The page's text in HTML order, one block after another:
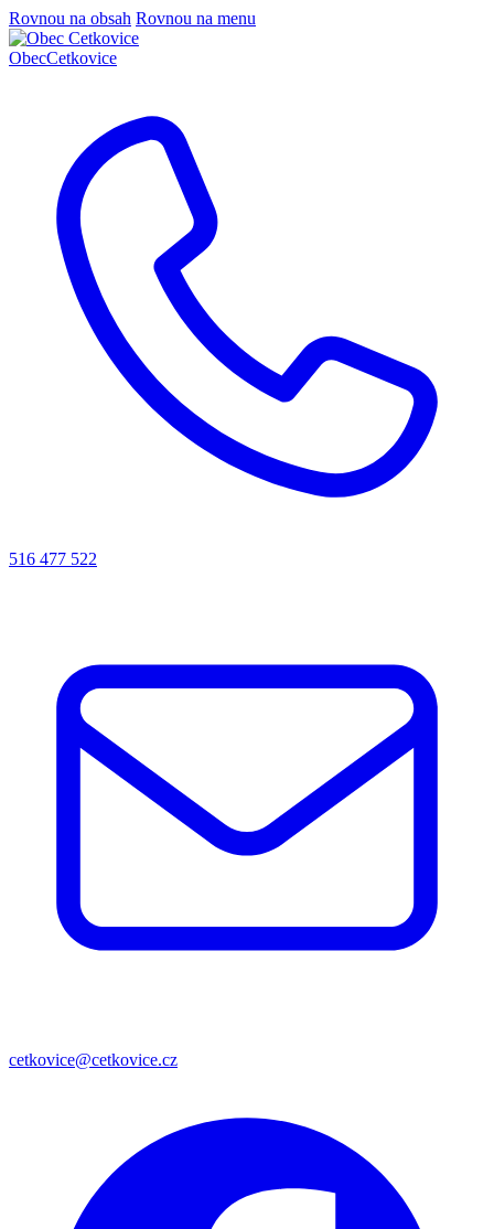
Rovnou na obsah Rovnou na menu
ObecCetkovice
516 477 522
cetkovice@cetkovice.cz